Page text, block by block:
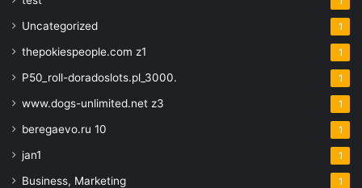
Uncategorized 1
thepokiespeople.com z1 1
P50_roll-doradoslots.pl_3000. 1
www.dogs-unlimited.net z3 1
beregaevo.ru 10 1
jan1 1
Business, Marketing 1